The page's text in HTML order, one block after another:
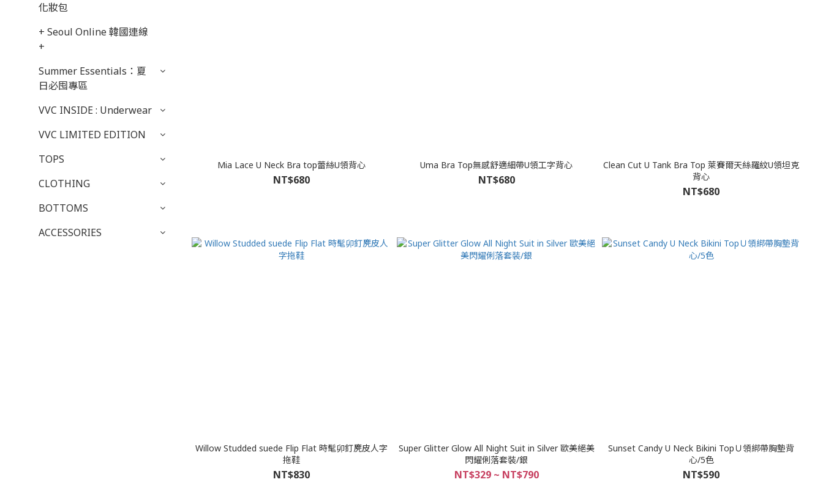
化妝包
+ Seoul Online 韓國連線
+
Summer Essentials：夏
日必囤專區
VVC INSIDE : Underwear
VVC LIMITED EDITION
TOPS
CLOTHING
BOTTOMS
ACCESSORIES
Mia Lace U Neck Bra top蕾絲U領背心
NT$680
Uma Bra Top無感舒適細帶U領工字背心
NT$680
Clean Cut U Tank Bra Top 萊賽爾天絲羅紋U領坦克
背心
NT$680
Willow Studded suede Flip Flat 時髦卯釘麂皮人字
拖鞋
NT$830
Super Glitter Glow All Night Suit in Silver 歐美絕美
閃耀俐落套裝/銀
NT$329 ~ NT$790
Sunset Candy U Neck Bikini TopＵ領綁帶胸墊背
心/5色
NT$590